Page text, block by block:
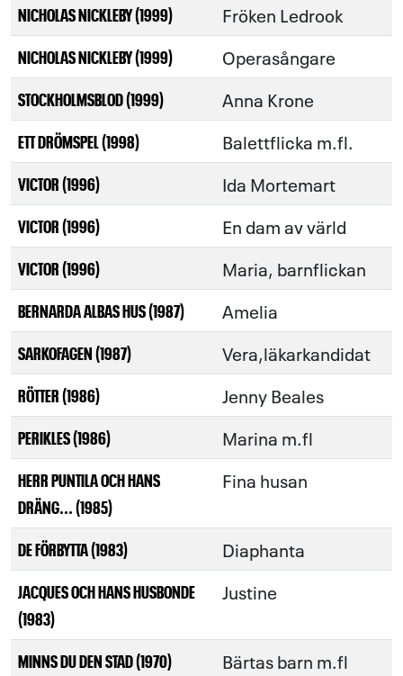
NICHOLAS NICKLEBY (1999) Fröken Ledrook
NICHOLAS NICKLEBY (1999) Operasångare
STOCKHOLMSBLOD (1999) Anna Krone
ETT DRÖMSPEL (1998) Balettflicka m.fl.
VICTOR (1996) Ida Mortemart
VICTOR (1996) En dam av värld
VICTOR (1996) Maria, barnflickan
BERNARDA ALBAS HUS (1987) Amelia
SARKOFAGEN (1987) Vera,läkarkandidat
RÖTTER (1986) Jenny Beales
PERIKLES (1986) Marina m.fl
HERR PUNTILA OCH HANS
DRÄNG... (1985)
Fina husan
DE FÖRBYTTA (1983) Diaphanta
JACQUES OCH HANS HUSBONDE
(1983)
Justine
MINNS DU DEN STAD (1970) Bärtas barn m.fl